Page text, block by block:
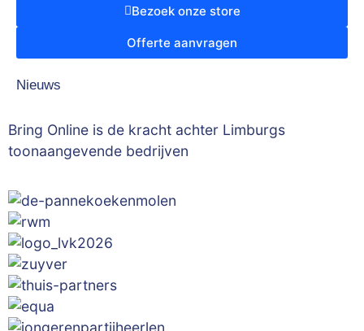
Bezoek onze store
Offerte aanvragen
Nieuws
Bring Online is de kracht achter Limburgs
toonaangevende bedrijven